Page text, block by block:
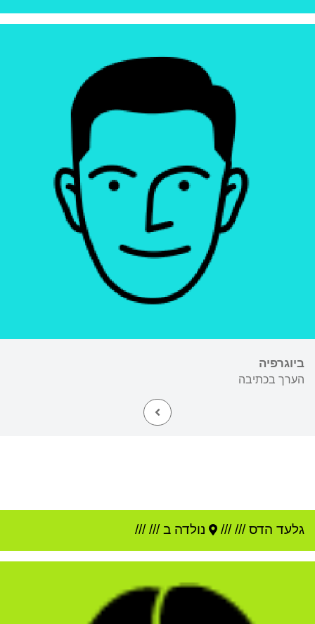
ביוגרפיה
הערך בכתיבה
גלעד הדס///
/// נולדה ב //////